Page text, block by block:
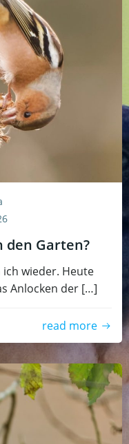
den Garten?
wieder. Heute
Anlocken der […]
read more